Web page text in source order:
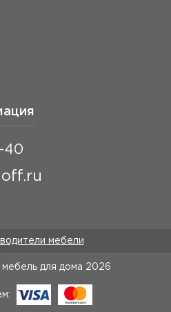
40
мебели
для дома 2026